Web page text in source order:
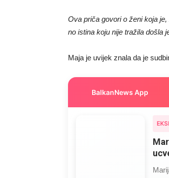
Ova priča govori o ženi koja
no istina koju nije tražila došla
Maja je uvijek znala da je
BalkanNews App